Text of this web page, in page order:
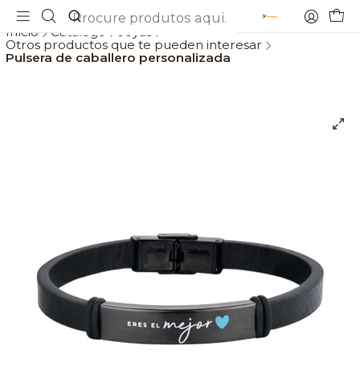
Início Catálogo
Otros productos que te pueden interesar
Pulsera de caballero personalizada